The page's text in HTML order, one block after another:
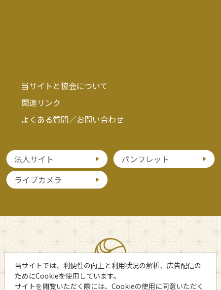
当サイトと協会について
関連リンク
よくある質問／お問い合わせ
法人サイト
パンフレット
ライブカメラ
当サイトでは、利便性の向上と利用状況の解析、広告配信の
ためにCookieを使用しています。
サイトを閲覧いただく際には、Cookieの使用に同意いただく